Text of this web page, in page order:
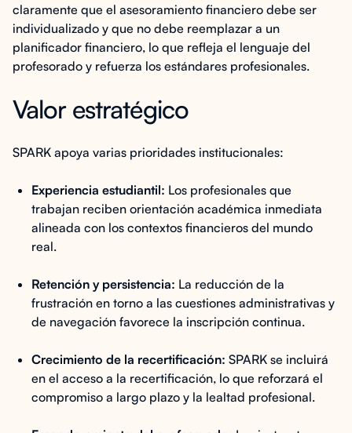
claramente que el asesoramiento financiero debe ser
individualizado y que no debe reemplazar a un
planificador financiero, lo que refleja el lenguaje del
profesorado y refuerza los estándares profesionales.
Valor estratégico
SPARK apoya varias prioridades institucionales:
Experiencia estudiantil: Los profesionales que
trabajan reciben orientación académica inmediata
alineada con los contextos financieros del mundo
real.
Retención y persistencia: La reducción de la
frustración en torno a las cuestiones administrativas y
de navegación favorece la inscripción continua.
Crecimiento de la recertificación: SPARK se incluirá
en el acceso a la recertificación, lo que reforzará el
compromiso a largo plazo y la lealtad profesional.